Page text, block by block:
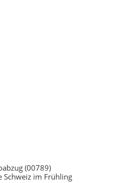
(00789)
Schweiz im Frühling